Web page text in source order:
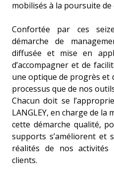
mobilisés à la poursuite
Confortée par ces
démarche de
diffusée et mise en
d’accompagner et de
une optique de progrès et
processus que de nos
Chacun doit se
LANGLEY, en charge de la
cette démarche qualité,
supports s’améliorent et
réalités de nos
clients.